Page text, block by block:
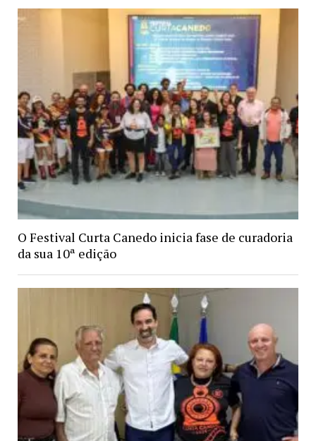
O Festival Curta Canedo inicia fase de curadoria
da sua 10ª edição